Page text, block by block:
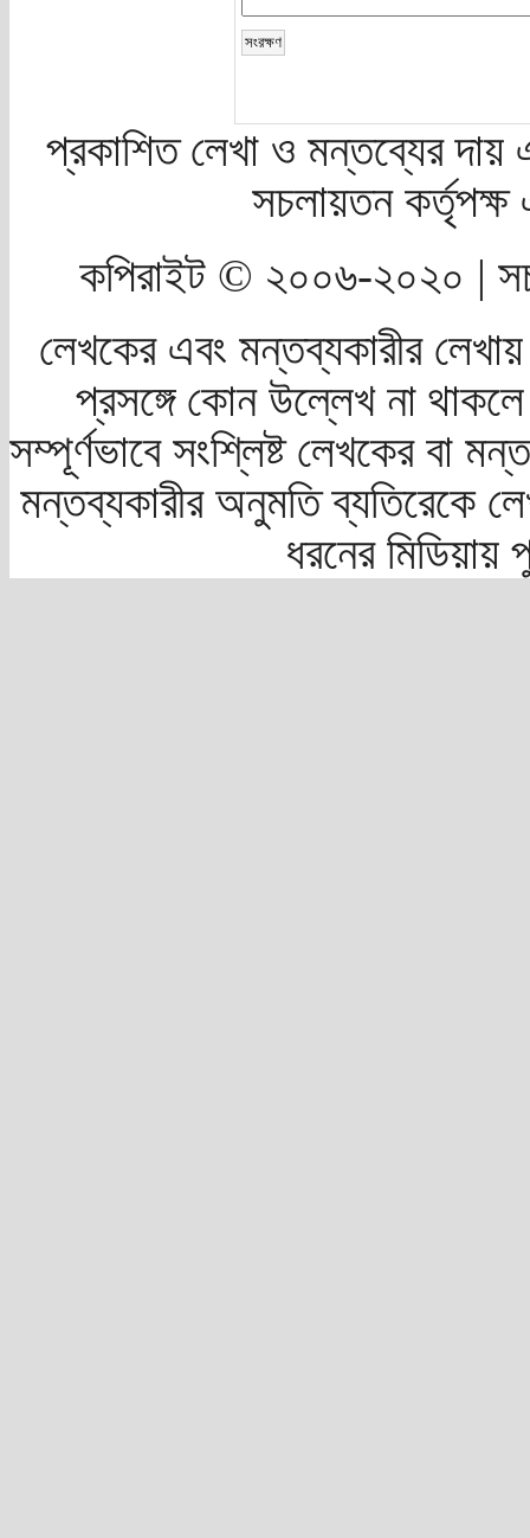
প্রকাশিত লেখা ও মন্তব্যের দায়
সচলায়তন
কপিরাইট © ২০০৬-২০২০ |
লেখকের এবং মন্তব্যকারীর
প্রসঙ্গে কোন উল্লেখ না
সম্পূর্ণভাবে সংশ্লিষ্ট লেখকের বা
মন্তব্যকারীর অনুমতি ব্যতিরেকে
ধরনের মিডিয়ায়